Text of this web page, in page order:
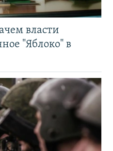
власти
"Яблоко" в